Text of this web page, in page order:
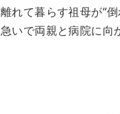
離れて暮らす祖母が“
急いで両親と病院に向